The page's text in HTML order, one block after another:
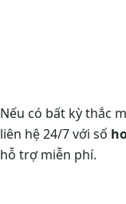
Nếu có bất kỳ thắc
liên hệ 24/7 với số
hỗ trợ miễn phí.